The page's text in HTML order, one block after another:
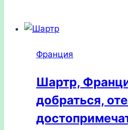
режим
Франция
Шартр,
добраться,